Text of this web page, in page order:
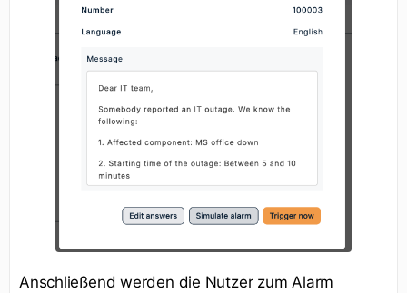
Anschließend werden die Nutzer zum Alarm